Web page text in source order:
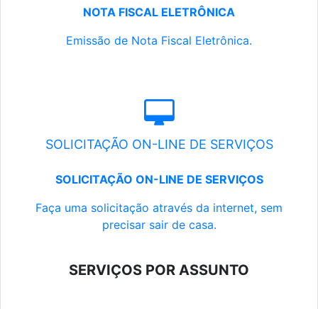
NOTA FISCAL ELETRÔNICA
Emissão de Nota Fiscal Eletrônica.
SOLICITAÇÃO ON-LINE DE SERVIÇOS
SOLICITAÇÃO ON-LINE DE SERVIÇOS
Faça uma solicitação através da internet, sem
precisar sair de casa.
SERVIÇOS POR ASSUNTO